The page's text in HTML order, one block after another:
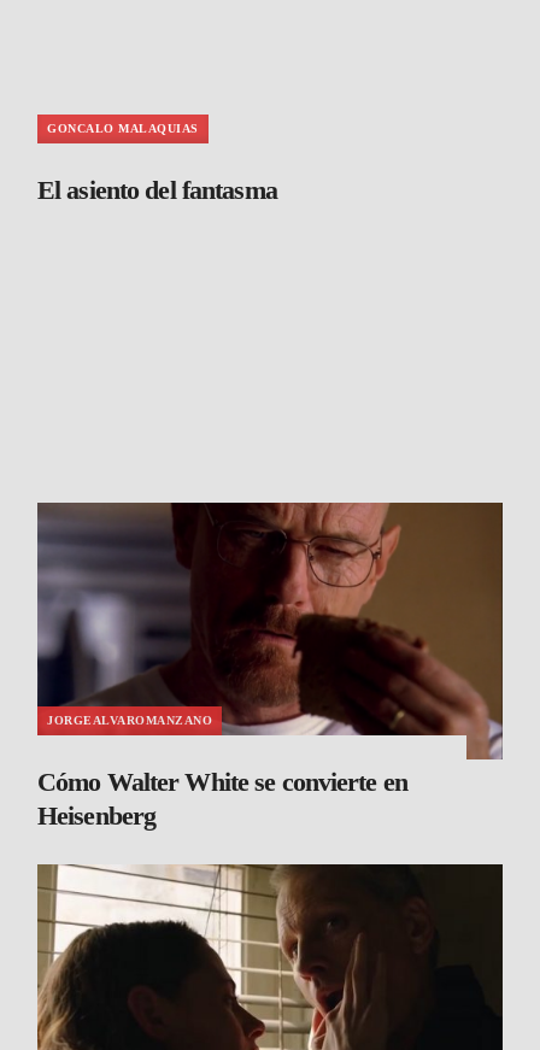
GONCALO MALAQUIAS
El asiento del fantasma
JORGEALVAROMANZANO
Cómo Walter White se convierte en
Heisenberg